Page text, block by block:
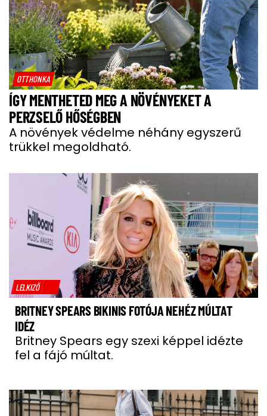
OTTHONKA
ÍGY MENTHETED MEG A NÖVÉNYEKET A
PERZSELŐ HŐSÉGBEN
A növények védelme néhány egyszerű
trükkel megoldható.
LELKIZŐ
BRITNEY SPEARS BIKINIS FOTÓJA NEHÉZ MÚLTAT
IDÉZ
Britney Spears egy szexi képpel idézte
fel a fájó múltat.